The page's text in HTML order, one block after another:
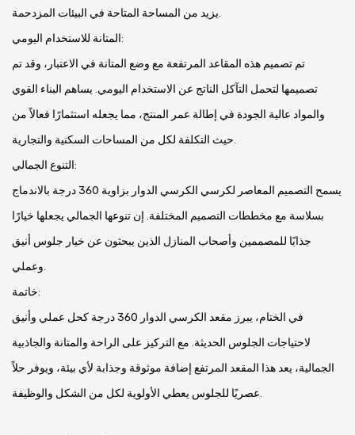
المتانة للاستخدام اليومي:
تم تصميم هذه المقاعد المرتفعة مع وضع المتانة في الاعتبار، وقد تم
تصميمها لتحمل التآكل الناتج عن الاستخدام اليومي. يساهم البناء القوي
والمواد عالية الجودة في إطالة عمر المنتج، مما يجعله استثمارًا فعالاً من
التنوع الجمالي:
يسمح التصميم المعاصر لكرسي الكرسي الدوار بزاوية 360 درجة بالاندماج
بسلاسة مع مخططات التصميم المختلفة. إن تنوعها الجمالي يجعلها خيارًا
جذابًا للمصممين وأصحاب المنازل الذين يبحثون عن خيار جلوس أنيق
خاتمة:
في الختام، يبرز مقعد الكرسي الدوار 360 درجة كحل عملي وأنيق
لاحتياجات الجلوس الحديثة. مع التركيز على الراحة والمتانة والجاذبية
الجمالية، يعد هذا المقعد المرتفع إضافة موثوقة وجذابة لأي بيئة، ويوفر حلاً